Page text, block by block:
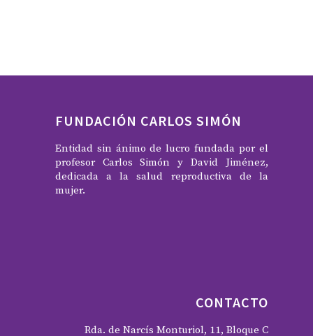
FUNDACIÓN CARLOS SIMÓN
Entidad sin ánimo de lucro fundada por el
profesor Carlos Simón y David Jiménez,
dedicada a la salud reproductiva de la
mujer.
CONTACTO
Rda. de Narcís Monturiol, 11, Bloque C